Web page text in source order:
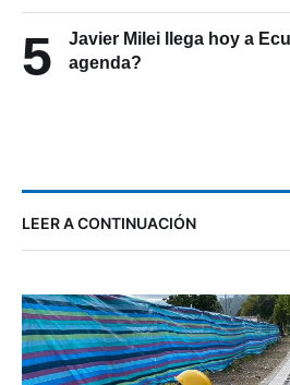
5
Javier Milei llega hoy a
agenda?
LEER A CONTINUACIÓN